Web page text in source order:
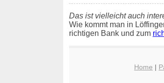
Das ist vielleicht auch
Wie kommt man in
richtigen Bank und zum
Home |